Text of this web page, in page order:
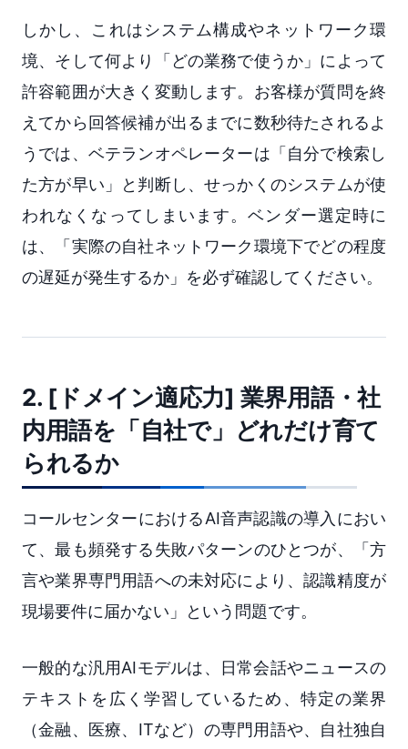
しかし、これはシステム構成やネットワーク環
境、そして何より「どの業務で使うか」によって
許容範囲が大きく変動します。お客様が質問を終
えてから回答候補が出るまでに数秒待たされるよ
うでは、ベテランオペレーターは「自分で検索し
た方が早い」と判断し、せっかくのシステムが使
われなくなってしまいます。ベンダー選定時に
は、「実際の自社ネットワーク環境下でどの程度
の遅延が発生するか」を必ず確認してください。
2. [ドメイン適応力] 業界用語・社
内用語を「自社で」どれだけ育て
られるか
コールセンターにおけるAI音声認識の導入におい
て、最も頻発する失敗パターンのひとつが、「方
言や業界専門用語への未対応により、認識精度が
現場要件に届かない」という問題です。
一般的な汎用AIモデルは、日常会話やニュースの
テキストを広く学習しているため、特定の業界
（金融、医療、ITなど）の専門用語や、自社独自